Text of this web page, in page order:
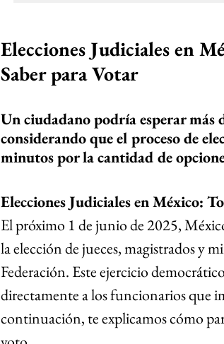
Elecciones Judiciales en
Saber para Votar
Un ciudadano podría esperar más
considerando que el proceso de
minutos por la cantidad de
Elecciones Judiciales en México:
El próximo 1 de junio de 2025,
la elección de jueces, magistrados y
Federación. Este ejercicio
directamente a los funcionarios que
continuación, te explicamos cómo